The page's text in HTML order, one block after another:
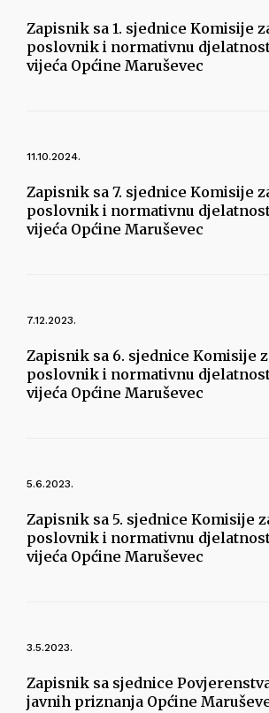
Zapisnik sa 1. sjednice Komisije
poslovnik i normativnu
vijeća Općine Maruševec
11.10.2024.
Zapisnik sa 7. sjednice Komisije
poslovnik i normativnu
vijeća Općine Maruševec
7.12.2023.
Zapisnik sa 6. sjednice Komisije
poslovnik i normativnu
vijeća Općine Maruševec
5.6.2023.
Zapisnik sa 5. sjednice Komisije
poslovnik i normativnu
vijeća Općine Maruševec
3.5.2023.
Zapisnik sa sjednice
javnih priznanja Općine